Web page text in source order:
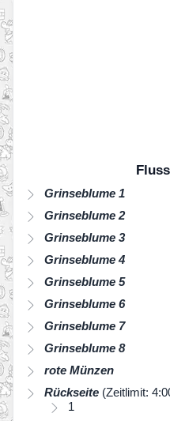
Grinseblume 1
Grinseblume 2
Grinseblume 3
Grinseblume 4
Grinseblume 5
Grinseblume 6
Grinseblume 7
Grinseblume 8
rote Münzen
Rückseite (Zeitlimit:
1